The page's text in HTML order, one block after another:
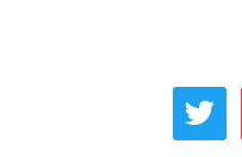
twitter